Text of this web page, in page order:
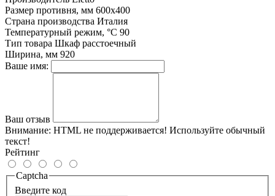
Размер противня, мм 600х400
Страна производства Италия
Температурный режим, °С 90
Тип товара Шкаф расстоечный
Ширина, мм 920
Ваше имя:
Ваш отзыв
Внимание: HTML не поддерживается! Используйте обычный
текст!
Рейтинг
Captcha
Введите код